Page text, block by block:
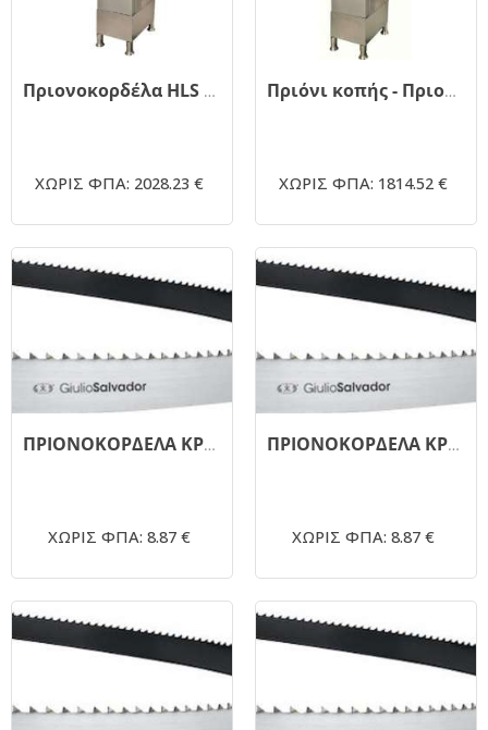
Πριονοκορδέλα HLS 2400 με βάση
ΧΩΡΙΣ ΦΠΑ: 2028.23 €
Πριόνι κοπής - Πριονοκορδέλα κατεψυγμένων 2HP HLS-2020 με βάση.
ΧΩΡΙΣ ΦΠΑ: 1814.52 €
ΠΡΙΟΝΟΚΟΡΔΕΛΑ ΚΡΕΑΤΟΣ 2320.19mm G.SALVADOR 4TPI
ΧΩΡΙΣ ΦΠΑ: 8.87 €
ΠΡΙΟΝΟΚΟΡΔΕΛΑ ΚΡΕΑΤΟΣ 2915.19mm G.SALVADOR 4TPI
ΧΩΡΙΣ ΦΠΑ: 8.87 €